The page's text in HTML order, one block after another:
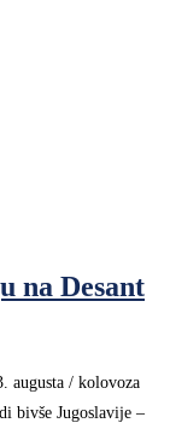
na Desant
augusta / kolovoza
bivše Jugoslavije –